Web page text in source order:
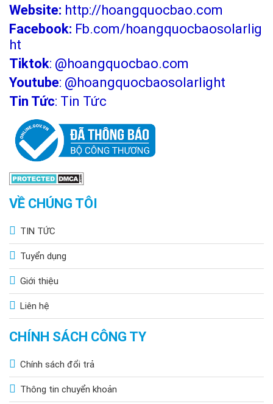
Website: http://hoangquocbao.com
Facebook: Fb.com/hoangquocbaosolarlig
ht
Tiktok: @hoangquocbao.com
Youtube: @hoangquocbaosolarlight
Tin Tức: Tin Tức
VỀ CHÚNG TÔI
TIN TỨC
Tuyển dụng
Giới thiệu
Liên hệ
CHÍNH SÁCH CÔNG TY
Chính sách đổi trả
Thông tin chuyển khoản